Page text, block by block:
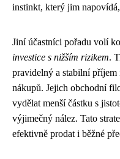
instinkt, který jim
Jiní účastníci pořadu volí
investice s nižším rizikem.
pravidelný a stabilní
nákupů. Jejich obchodní
vydělat menší částku s
výjimečný nález. Tato
efektivně prodat i běžné